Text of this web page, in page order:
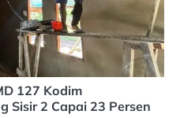
127 Kodim
Sisir 2 Capai 23 Persen